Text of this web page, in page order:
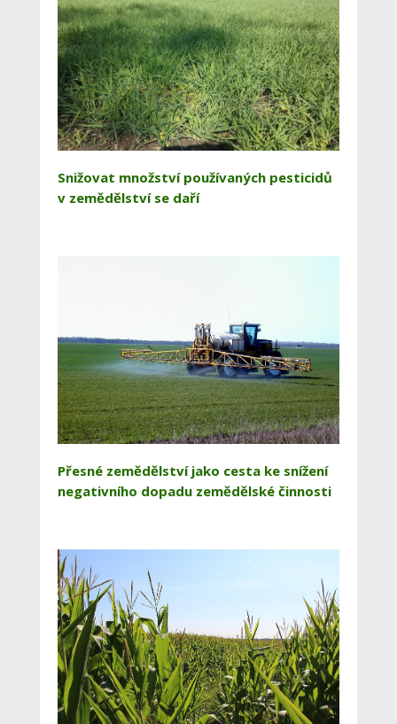
Snižovat množství používaných pesticidů
v zemědělství se daří
Přesné zemědělství jako cesta ke snížení
negativního dopadu zemědělské činnosti